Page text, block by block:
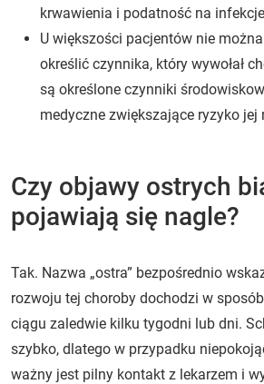
krwawienia i podatność na
U większości pacjentów nie
określić czynnika, który wywołał
są określone czynniki
medyczne zwiększające ryzyko jej
Czy objawy ostrych
pojawiają się nagle?
Tak. Nazwa „ostra” bezpośrednio
rozwoju tej choroby dochodzi w
ciągu zaledwie kilku tygodni lub dni.
szybko, dlatego w przypadku
ważny jest pilny kontakt z lekarzem i